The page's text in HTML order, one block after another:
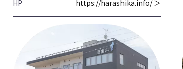
HP https://harashika.info/ ＞